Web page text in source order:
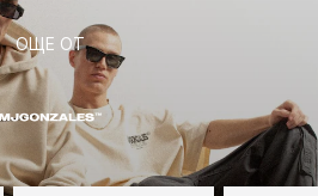
ОЩЕ ОТ